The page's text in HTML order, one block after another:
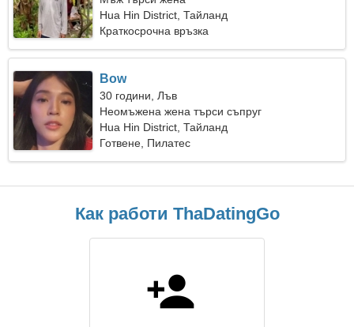
Hua Hin District, Тайланд
Краткосрочна връзка
Bow
30 години, Лъв
Неомъжена жена търси съпруг
Hua Hin District, Тайланд
Готвене, Пилатес
Как работи ThaDatingGo